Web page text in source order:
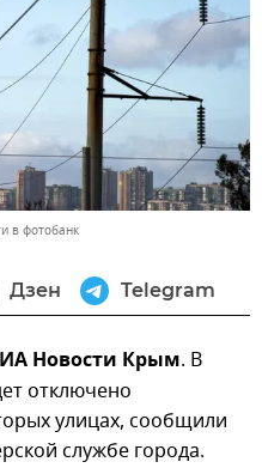
в фотобанк
Дзен Telegram
Новости Крым. В
отключено
улицах, сообщили
службе города.